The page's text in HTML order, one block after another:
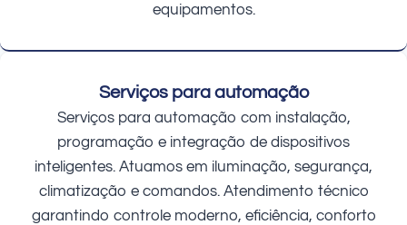
equipamentos.
Serviços para automação
Serviços para automação com instalação,
programação e integração de dispositivos
inteligentes. Atuamos em iluminação, segurança,
climatização e comandos. Atendimento técnico
garantindo controle moderno, eficiência, conforto